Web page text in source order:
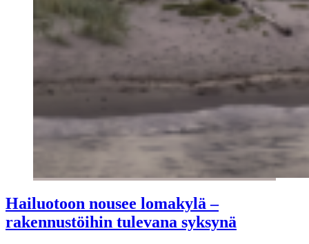
Hailuotoon nousee lomakylä –
rakennustöihin tulevana syksynä